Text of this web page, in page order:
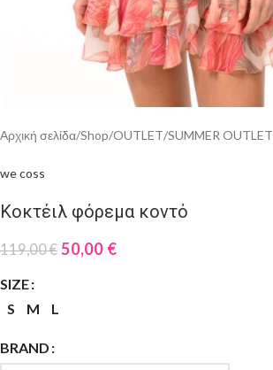
Αρχική σελίδα/Shop/OUTLET/SUMMER OUTLET
we coss
Κοκτέιλ φόρεμα κοντό
119,00€ 50,00 €
SIZE
S
M L
BRAND